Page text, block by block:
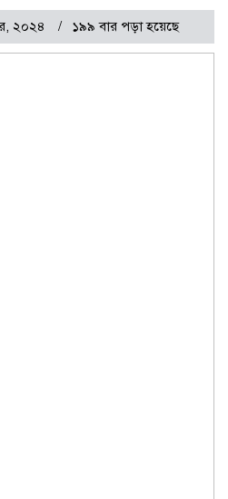
২০২৪ ১৯৯ বার পড়া হয়েছে